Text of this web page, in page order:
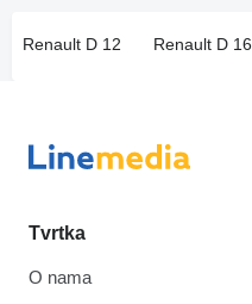
Renault D 12 Renault D 16
Tvrtka
O nama